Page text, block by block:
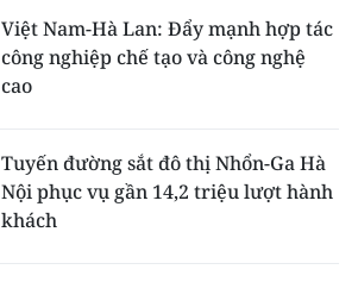
Việt Nam-Hà Lan: Đẩy mạnh hợp tác
công nghiệp chế tạo và công nghệ
cao
Tuyến đường sắt đô thị Nhổn-Ga Hà
Nội phục vụ gần 14,2 triệu lượt hành
khách